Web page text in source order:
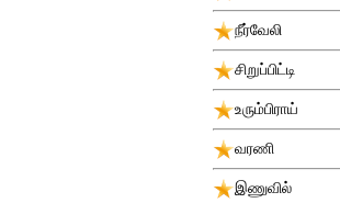
நீர்வேலி
சிறுப்பிட்டி
உரும்பிராய்
வரணி
இணுவில்